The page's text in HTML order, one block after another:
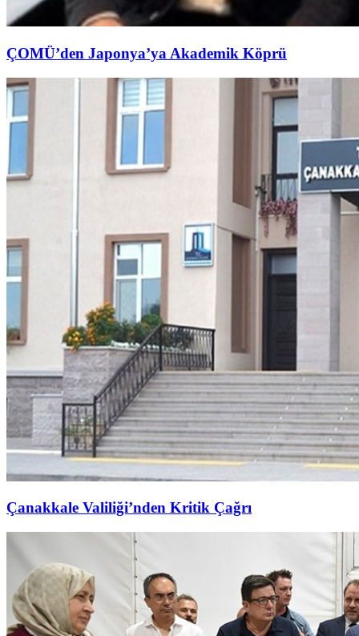
ÇOMÜ’den Japonya’ya Akademik Köprü
Çanakkale Valiliği’nden Kritik Çağrı